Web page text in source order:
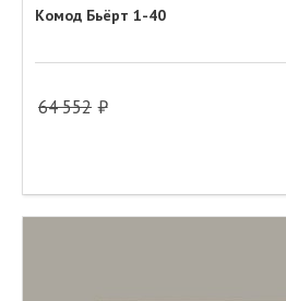
Комод Бьёрт 1-40
64 552